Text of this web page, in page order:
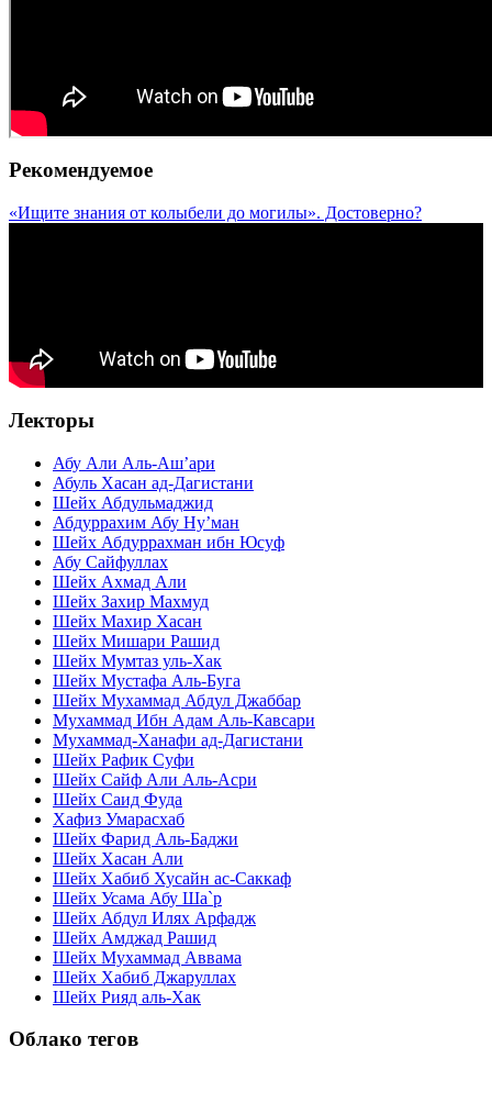
Рекомендуемое
«Ищите знания от колыбели до могилы». Достоверно?
Лекторы
Абу Али Аль-Аш’ари
Абуль Хасан ад-Дагистани
Шейх Абдульмаджид
Абдуррахим Абу Ну’ман
Шейх Абдуррахман ибн Юсуф
Абу Сайфуллах
Шейх Ахмад Али
Шейх Захир Махмуд
Шейх Махир Хасан
Шейх Мишари Рашид
Шейх Мумтаз уль-Хак
Шейх Мустафа Аль-Буга
Шейх Мухаммад Абдул Джаббар
Мухаммад Ибн Адам Аль-Кавсари
Мухаммад-Ханафи ад-Дагистани
Шейх Рафик Суфи
Шейх Сайф Али Аль-Асри
Шейх Саид Фуда
Хафиз Умарасхаб
Шейх Фарид Аль-Баджи
Шейх Хасан Али
Шейх Хабиб Хусайн ас-Саккаф
Шейх Усама Абу Ша`р
Шейх Абдул Илях Арфадж
Шейх Амджад Рашид
Шейх Мухаммад Аввама
Шейх Хабиб Джаруллах
Шейх Рияд аль-Хак
Облако тегов